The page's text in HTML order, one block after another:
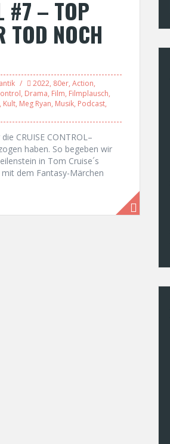
#7 – TOP
TOD NOCH
2022, 80er, Action,
, Drama, Film, Filmplausch,
, Kult, Meg Ryan, Musik, Podcast,
CRUISE CONTROL–
haben. So begeben wir
in Tom Cruise´s
dem Fantasy-Märchen